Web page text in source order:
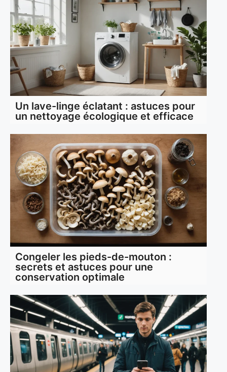
Un lave-linge éclatant : astuces pour
un nettoyage écologique et efficace
Congeler les pieds-de-mouton :
secrets et astuces pour une
conservation optimale